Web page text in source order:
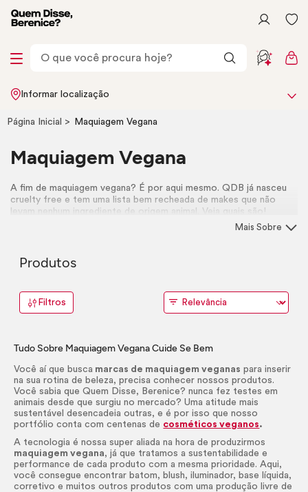
Informar localização
Página Inicial Maquiagem Vegana
Maquiagem Vegana
A fim de maquiagem vegana? É por aqui mesmo. QDB já nasceu
cruelty free e tem uma lista bem recheada demakes que não
levam nenhum ingrediente de origem animal. Veja quais são!
Mais Sobre
Produtos
Filtros
Tudo Sobre Maquiagem Vegana Cuide Se Bem
Você aí que busca marcas de maquiagem veganas para inserir
na sua rotina de beleza, precisa conhecer nossos produtos.
Você sabia que Quem Disse, Berenice? nunca fez testes em
animais desde que surgiu no mercado? Uma atitude mais
sustentável desencadeia outras, e é por isso que nosso
portfólio conta com centenas de cosméticos veganos.
A tecnologia é nossa super aliada na hora de produzirmos
maquiagem vegana, já que tratamos a sustentabilidade e
performance de cada produto com a mesma prioridade. Aqui,
você consegue encontrar batom, blush, iluminador, base líquida,
corretivo e muitos outros produtos com uma produção livre de